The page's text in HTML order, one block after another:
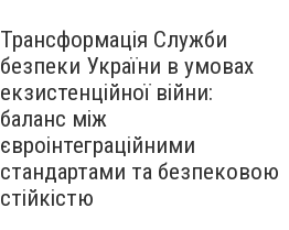
Трансформація Служби
безпеки України в умовах
екзистенційної війни:
баланс між
євроінтеграційними
стандартами та безпековою
стійкістю